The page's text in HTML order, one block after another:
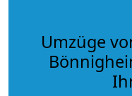
Umzüge